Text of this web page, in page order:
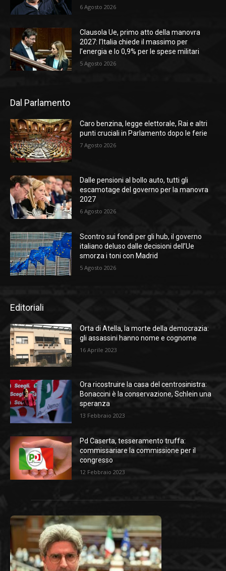
6 Agosto 2026
Clausola Ue, primo atto della manovra
2027: l’Italia chiede il massimo per
l’energia e lo 0,9% per le spese militari
5 Agosto 2026
Dal Parlamento
Caro benzina, legge elettorale, Rai e altri
punti cruciali in Parlamento dopo le ferie
7 Agosto 2026
Dalle pensioni al bollo auto, tutti gli
escamotage del governo per la manovra
2027
6 Agosto 2026
Scontro sui fondi per gli hub, il governo
italiano deluso dalle decisioni dell’Ue
smorza i toni con Madrid
5 Agosto 2026
Editoriali
Orta di Atella, la morte della democrazia:
gli assassini hanno nome e cognome
16 Aprile 2023
Ora ricostruire la casa del centrosinistra:
Bonaccini è la conservazione, Schlein una
speranza
13 Febbraio 2023
Pd Caserta, tesseramento truffa:
commissariare la commissione per il
congresso
12 Febbraio 2023